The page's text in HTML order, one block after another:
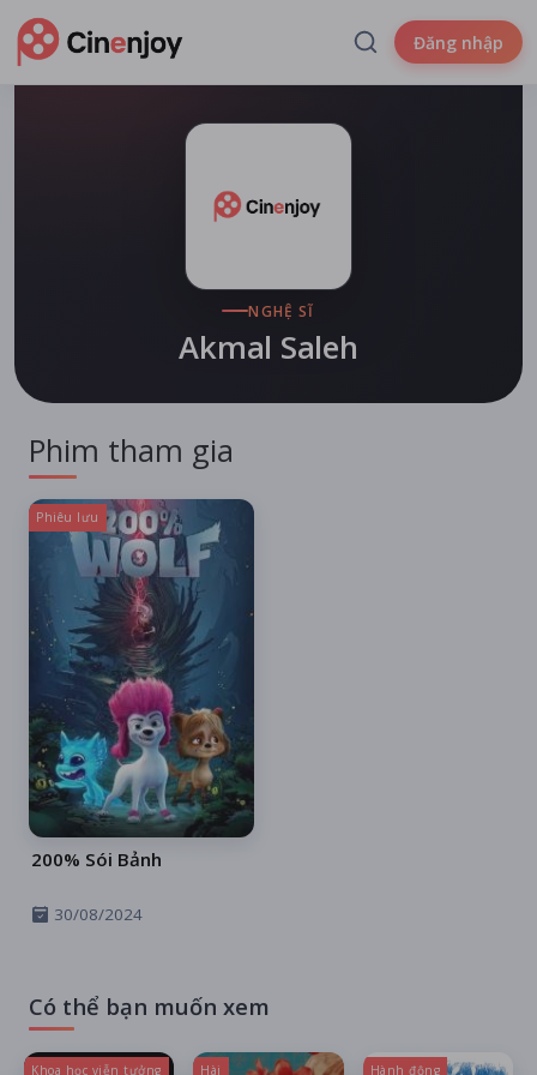
Đăng nhập
NGHỆ SĨ
Akmal Saleh
Phim tham gia
Phiêu lưu
200% Sói Bảnh
30/08/2024
Có thể bạn muốn xem
Khoa học viễn tưởng Hài Hành động